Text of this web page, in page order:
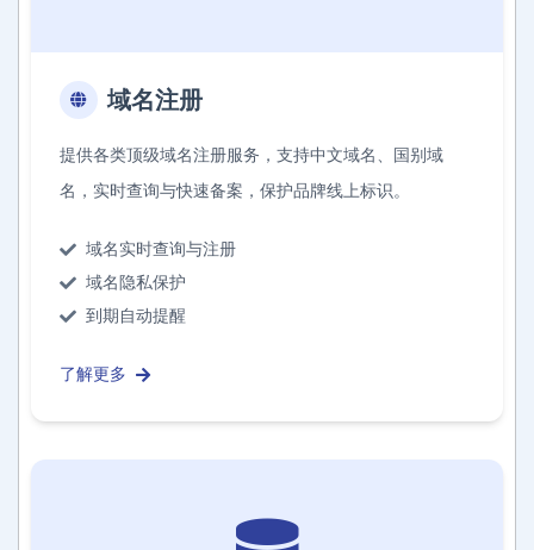
域名注册
提供各类顶级域名注册服务，支持中文域名、国别域
名，实时查询与快速备案，保护品牌线上标识。
域名实时查询与注册
域名隐私保护
到期自动提醒
了解更多